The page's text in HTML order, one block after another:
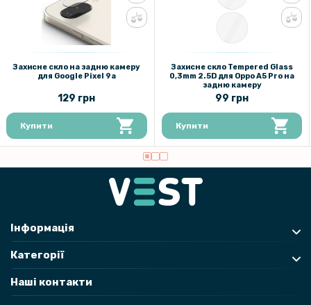
Захисне скло на задню камеру
для Google Pixel 9a
129 грн
Купити
Захисне скло Tempered Glass
0,3mm 2.5D для Oppo A5 Pro на
задню камеру
99 грн
Купити
Інформація
Категорії
Наші контакти